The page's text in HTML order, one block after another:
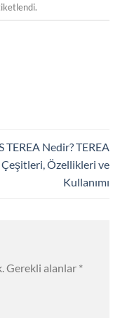
TEREA Nedir? TEREA
Çeşitleri, Özellikleri ve
Kullanımı
Gerekli alanlar *